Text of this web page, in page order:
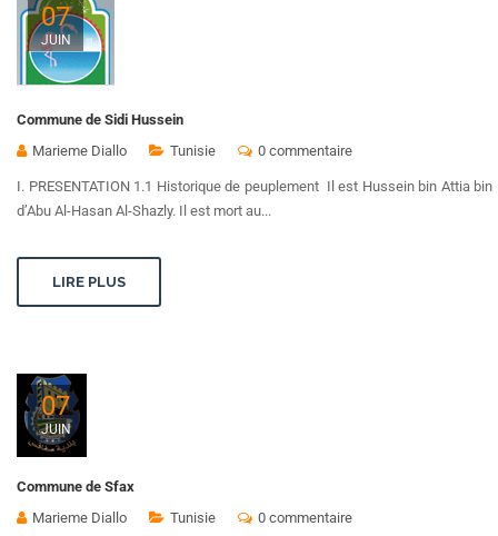
07
JUIN
Commune de Sidi Hussein
Marieme Diallo
Tunisie 0 commentaire
I. PRESENTATION 1.1 Historique de peuplement Il est Hussein bin Attia
d’Abu Al-Hasan Al-Shazly. Il est mort au...
LIRE PLUS
07
JUIN
Commune de Sfax
Marieme Diallo
Tunisie 0 commentaire